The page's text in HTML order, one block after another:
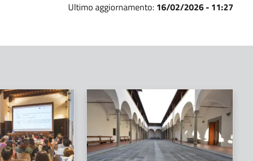
Ultimo aggiornamento: 16/02/2026 - 11:27